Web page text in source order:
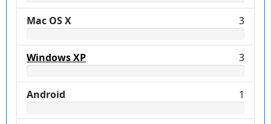
Mac OS X 3
Windows XP 3
Android 1